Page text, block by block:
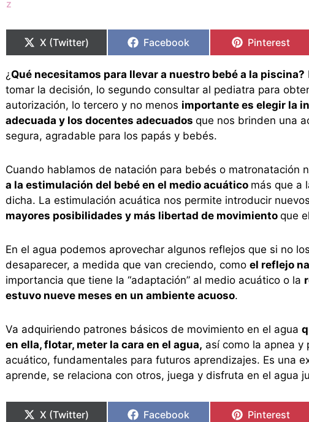
en
X (Twitter)
en
Facebook
en
Pinterest
¿Qué necesitamos para llevar a nuestro bebé a la piscina?
tomar la decisión, lo segundo consultar al pediatra para
autorización, lo tercero y no menos importante es elegir la
adecuada y los docentes adecuados que nos brinden una
segura, agradable para los papás y bebés.
Cuando hablamos de natación para bebés o matronatación
a la estimulación del bebé en el medio acuático más que a
dicha. La estimulación acuática nos permite introducir
mayores posibilidades y más libertad de movimiento que
En el agua podemos aprovechar algunos reflejos que si no
desaparecer, a medida que van creciendo, como el reflejo
importancia que tiene la “adaptación” al medio acuático o la
estuvo nueve meses en un ambiente acuoso.
Va adquiriendo patrones básicos de movimiento en el agua
en ella, flotar, meter la cara en el agua, así como la apnea y
acuático, fundamentales para futuros aprendizajes. Es una
aprende, se relaciona con otros, juega y disfruta en el agua
en
X (Twitter)
en
Facebook
en
Pinterest